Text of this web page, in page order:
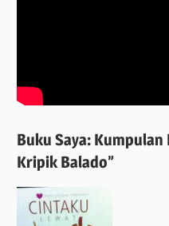
Buku Saya:
Kripik Balado”